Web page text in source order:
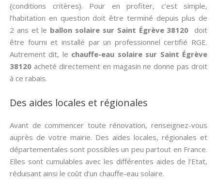
{conditions critères}. Pour en profiter, c’est simple,
l’habitation en question doit être terminé depuis plus de
2 ans et le ballon solaire sur Saint Égrève 38120 doit
être fourni et installé par un professionnel certifié RGE.
Autrement dit, le chauffe-eau solaire sur Saint Égrève
38120 acheté directement en magasin ne donne pas droit
à ce rabais.
Des aides locales et régionales
Avant de commencer toute rénovation, renseignez-vous
auprès de votre mairie. Des aides locales, régionales et
départementales sont possibles un peu partout en France.
Elles sont cumulables avec les différentes aides de l’Etat,
réduisant ainsi le coût d’un chauffe-eau solaire.